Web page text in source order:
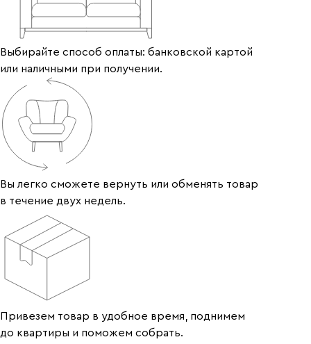
Выбирайте способ оплаты: банковской картой
или наличными при получении.
Вы легко сможете вернуть или обменять товар
в течение двух недель.
Привезем товар в удобное время, поднимем
до квартиры и поможем собрать.